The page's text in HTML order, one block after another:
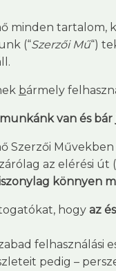
minden tartalom,
(“Szerzői Mű“)
bármely
van és
Szerzői
az elérési út
könnyen
hogy az
pedig –